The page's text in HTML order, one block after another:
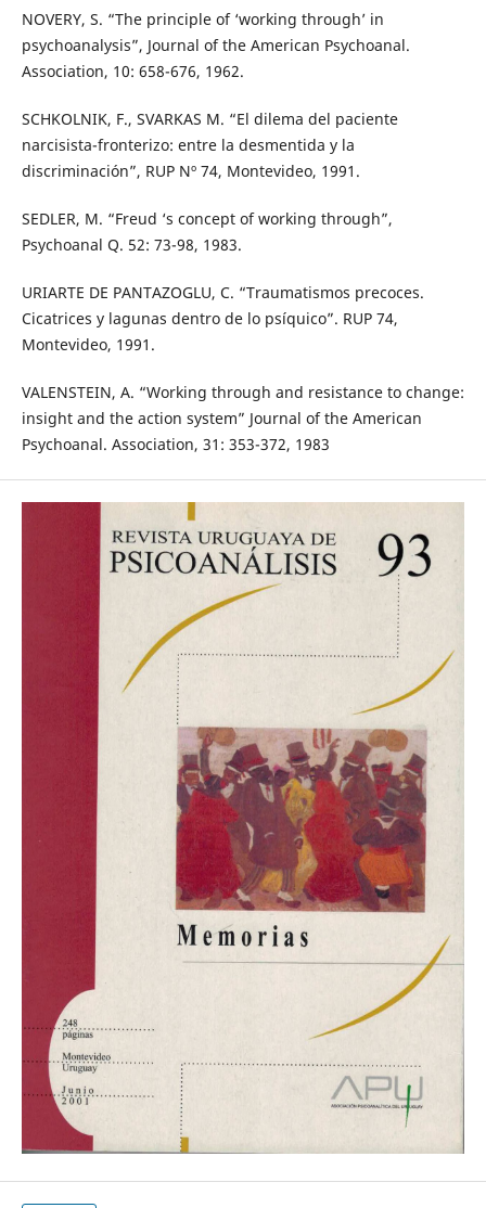
NOVERY, S. “The principle of ‘working through’ in
psychoanalysis”, Journal of the American Psychoanal.
Association, 10: 658-676, 1962.
SCHKOLNIK, F., SVARKAS M. “El dilema del paciente
narcisista-fronterizo: entre la desmentida y la
discriminación”, RUP Nº 74, Montevideo, 1991.
SEDLER, M. “Freud ‘s concept of working through”,
Psychoanal Q. 52: 73-98, 1983.
URIARTE DE PANTAZOGLU, C. “Traumatismos precoces.
Cicatrices y lagunas dentro de lo psíquico”. RUP 74,
Montevideo, 1991.
VALENSTEIN, A. “Working through and resistance to change:
insight and the action system” Journal of the American
Psychoanal. Association, 31: 353-372, 1983